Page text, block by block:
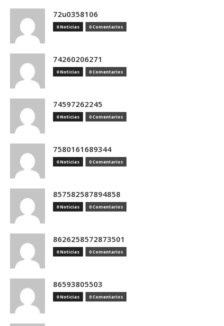
72u0358106
0 Noticias 0 Comentarios
74260206271
0 Noticias 0 Comentarios
74597262245
0 Noticias 0 Comentarios
7580161689344
0 Noticias 0 Comentarios
857582587894858
0 Noticias 0 Comentarios
8626258572873501
0 Noticias 0 Comentarios
86593805503
0 Noticias 0 Comentarios